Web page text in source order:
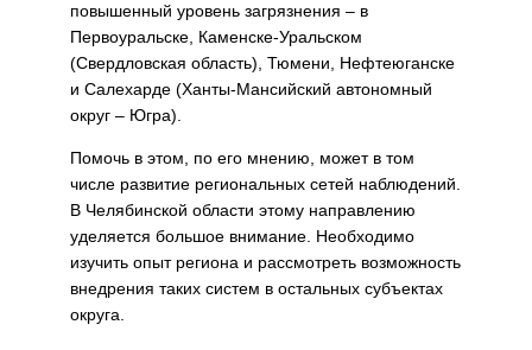
повышенный уровень загрязнения – в
Первоуральске, Каменске-Уральском
(Свердловская область), Тюмени, Нефтеюганске
и Салехарде (Ханты-Мансийский автономный
округ – Югра).
Помочь в этом, по его мнению, может в том
числе развитие региональных сетей наблюдений.
В Челябинской области этому направлению
уделяется большое внимание. Необходимо
изучить опыт региона и рассмотреть возможность
внедрения таких систем в остальных субъектах
округа.